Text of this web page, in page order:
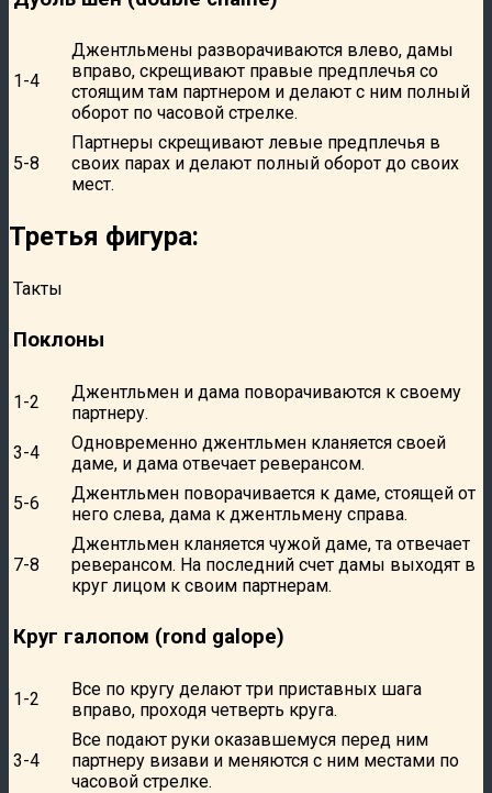
1-4
Джентльмены разворачиваются влево, дамы
вправо, скрещивают правые предплечья со
стоящим там партнером и делают с ним полный
оборот по часовой стрелке.
5-8
Партнеры скрещивают левые предплечья в
своих парах и делают полный оборот до своих
мест.
Третья фигура:
Такты
Поклоны
1-2
Джентльмен и дама поворачиваются к своему
партнеру.
3-4
Одновременно джентльмен кланяется своей
даме, и дама отвечает реверансом.
5-6
Джентльмен поворачивается к даме, стоящей от
него слева, дама к джентльмену справа.
7-8
Джентльмен кланяется чужой даме, та отвечает
реверансом. На последний счет дамы выходят в
круг лицом к своим партнерам.
Круг галопом (rond galope)
1-2
Все по кругу делают три приставных шага
вправо, проходя четверть круга.
3-4
Все подают руки оказавшемуся перед ним
партнеру визави и меняются с ним местами по
часовой стрелке.